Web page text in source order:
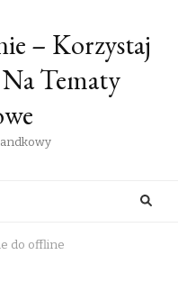
– Korzystaj
Tematy
do offline